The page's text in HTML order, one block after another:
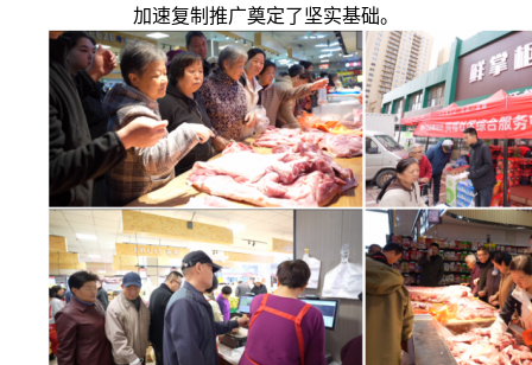
加速复制推广奠定了坚实基础。